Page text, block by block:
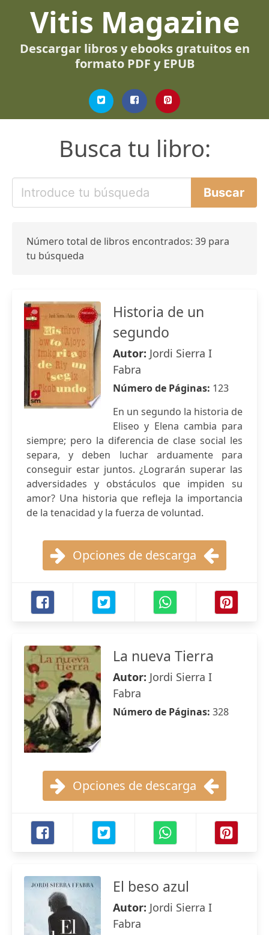
Vitis Magazine
Descargar libros y ebooks gratuitos en
formato PDF y EPUB
Busca tu libro:
Número total de libros encontrados: 39 para
tu búsqueda
Historia de un
segundo
Autor: Jordi Sierra I
Fabra
Número de Páginas: 123
En un segundo la historia de
Eliseo y Elena cambia para
siempre; pero la diferencia de clase social les
separa, y deben luchar arduamente para
conseguir estar juntos. ¿Lograrán superar las
adversidades y obstáculos que impiden su
amor? Una historia que refleja la importancia
de la tenacidad y la fuerza de voluntad.
Opciones de descarga
La nueva Tierra
Autor: Jordi Sierra I
Fabra
Número de Páginas: 328
Opciones de descarga
El beso azul
Autor: Jordi Sierra I
Fabra